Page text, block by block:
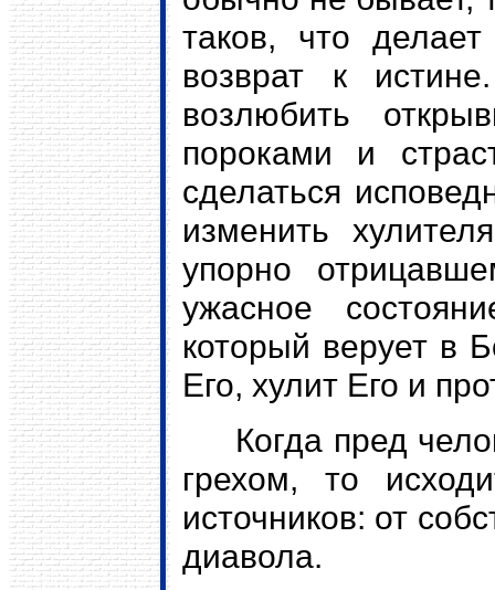
таков, что
возврат к
возлюбить
пороками и
сделаться
изменить
упорно
ужасное
который верует в
Его, хулит Его и
Когда пред
грехом, то
источников: от
диавола.